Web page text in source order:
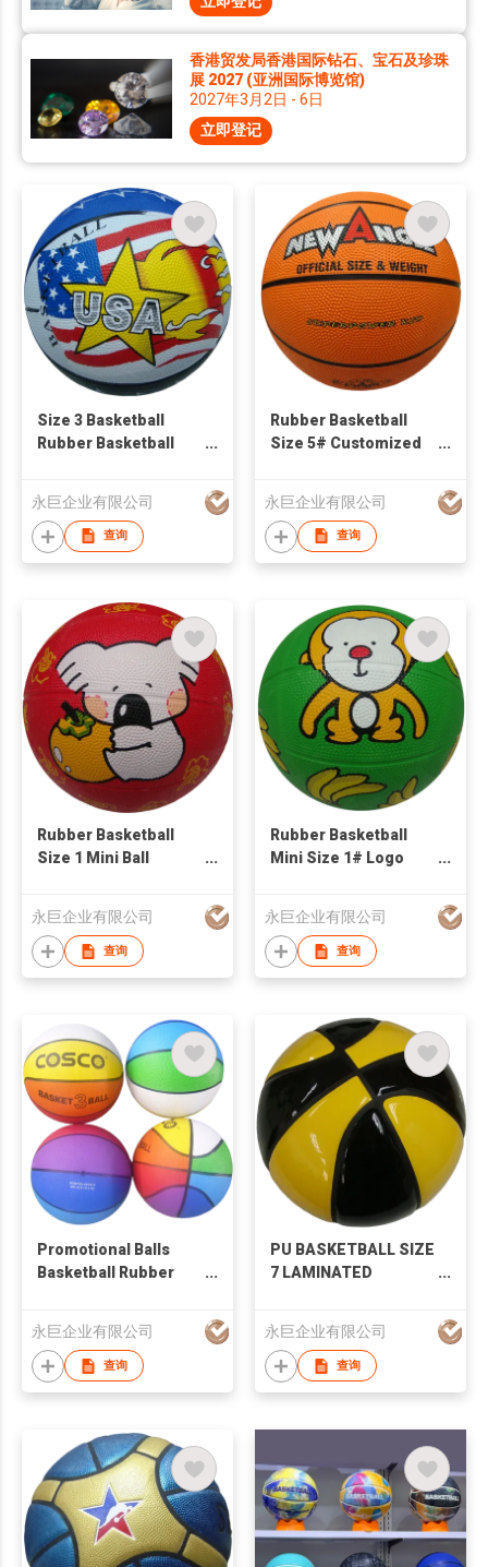
香港贸发局香港国际钻石、宝石及珍珠
展 2027 (亚洲国际博览馆)
2027年3月2日 - 6日
立即登记
Size 3 Basketball
Rubber Basketball
Souvenirs
永巨企业有限公司
查询
Rubber Basketball
Size 5# Customized
永巨企业有限公司
查询
Rubber Basketball
Size 1 Mini Ball
Customization
永巨企业有限公司
查询
Rubber Basketball
Mini Size 1# Logo
永巨企业有限公司
查询
Promotional Balls
Basketball Rubber
Goods
永巨企业有限公司
查询
PU BASKETBALL SIZE
7 LAMINATED
永巨企业有限公司
查询